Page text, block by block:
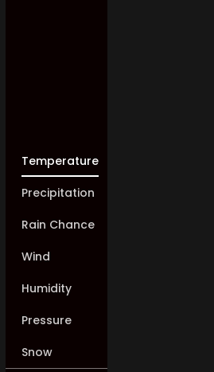
Temperature
Precipitation
Rain Chance
Wind
Humidity
Pressure
Snow